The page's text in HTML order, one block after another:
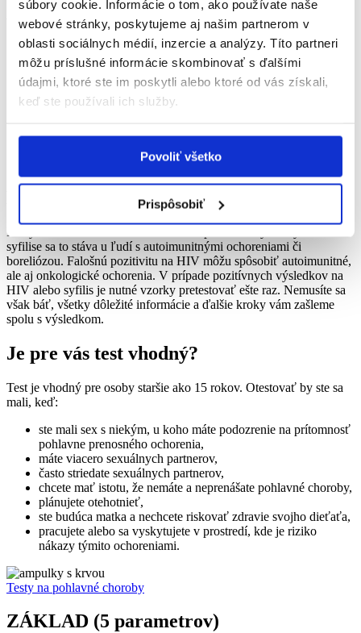
súbory cookie. Informácie o tom, ako používate naše
webové stránky, poskytujeme aj našim partnerom v
oblasti sociálnych médií, inzercie a analýzy. Títo partneri
môžu príslušné informácie skombinovať s ďalšími
údajmi, ktoré ste im poskytli alebo ktoré od vás získali,
keď ste používali ich služby.
Povoliť všetko
Prispôsobiť
Ako odobrať vzorku moču?
Zabezpečte si sterilnú skúmavku na moč v objeme aspoň 30
ml. Kúpite ju v akejkoľvek lekárni alebo e-lekárni.
Moč odoberte v deň testovania. Ak to nie je možné, moč
môžete uchovať v chladničke maximálne tri dni.
Do skúmavky odoberte prvý prúd ranného moču. Ranný moč
mikroorganizmov.
Ak nie je možné odobrať ranný moč, nemali by ste močiť
aspoň 2 hodiny pred odberom.
Mali by ste vedieť...
Pri syfilise a HIV môžu nastať falošne pozitívne výsledky. Pri
syfilise sa to stáva u ľudí s autoimunitnými ochoreniami či
boreliózou. Falošnú pozitivitu na HIV môžu spôsobiť autoimunitné,
ale aj onkologické ochorenia. V prípade pozitívnych výsledkov na
HIV alebo syfilis je nutné vzorky pretestovať ešte raz. Nemusíte sa
však báť, všetky dôležité informácie a ďalšie kroky vám zašleme
spolu s výsledkom.
Je pre vás test vhodný?
Test je vhodný pre osoby staršie ako 15 rokov. Otestovať by ste sa
mali, keď:
ste mali sex s niekým, u koho máte podozrenie na prítomnosť
pohlavne prenosného ochorenia,
máte viacero sexuálnych partnerov,
často striedate sexuálnych partnerov,
chcete mať istotu, že nemáte a neprenášate pohlavné choroby,
plánujete otehotnieť,
ste budúca matka a nechcete riskovať zdravie svojho dieťaťa,
pracujete alebo sa vyskytujete v prostredí, kde je riziko
nákazy týmito ochoreniami.
Testy na pohlavné choroby
ZÁKLAD (5 parametrov)